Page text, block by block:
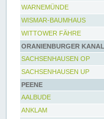
WARNEMÜNDE
WISMAR-BAUMHAUS
WITTOWER FÄHRE
ORANIENBURGER KANAL
SACHSENHAUSEN OP
SACHSENHAUSEN UP
PEENE
AALBUDE
ANKLAM